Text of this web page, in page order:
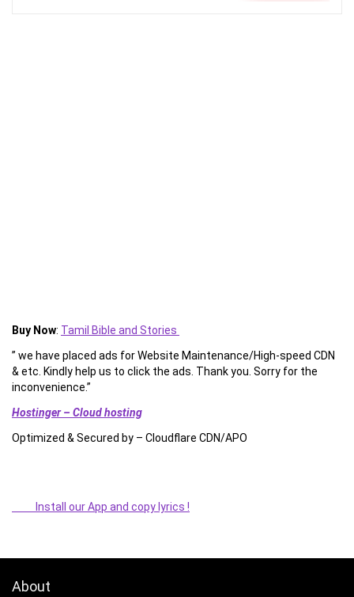
Buy Now: Tamil Bible and Stories
” we have placed ads for Website Maintenance/High-speed CDN
& etc. Kindly help us to click the ads. Thank you. Sorry for the
inconvenience.”
Hostinger – Cloud hosting
Optimized & Secured by – Cloudflare CDN/APO
Install our App and copy lyrics !
About